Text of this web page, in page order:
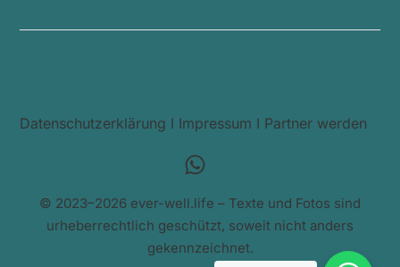
Datenschutzerklärung I Impressum I Partner werden
© 2023–2026 ever-well.life – Texte und Fotos sind
urheberrechtlich geschützt, soweit nicht anders
gekennzeichnet.